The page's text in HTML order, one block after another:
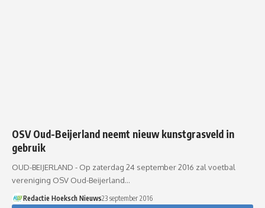
OSV Oud-Beijerland neemt nieuw kunstgrasveld in
gebruik
OUD-BEIJERLAND - Op zaterdag 24 september 2016 zal voetbal
vereniging OSV Oud-Beijerland…
Redactie Hoeksch Nieuws23 september 2016